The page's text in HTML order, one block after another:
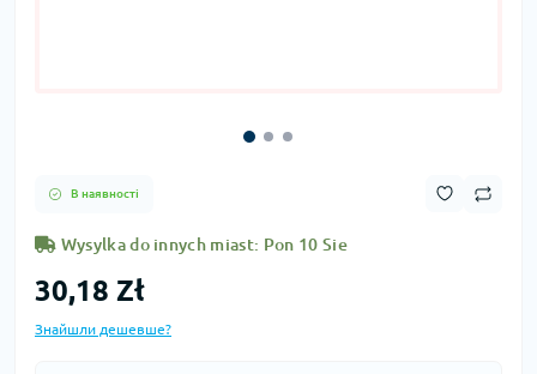
В наявності
Wysylka do innych miast: Pon 10 Sie
30,18 Zł
Знайшли дешевше?